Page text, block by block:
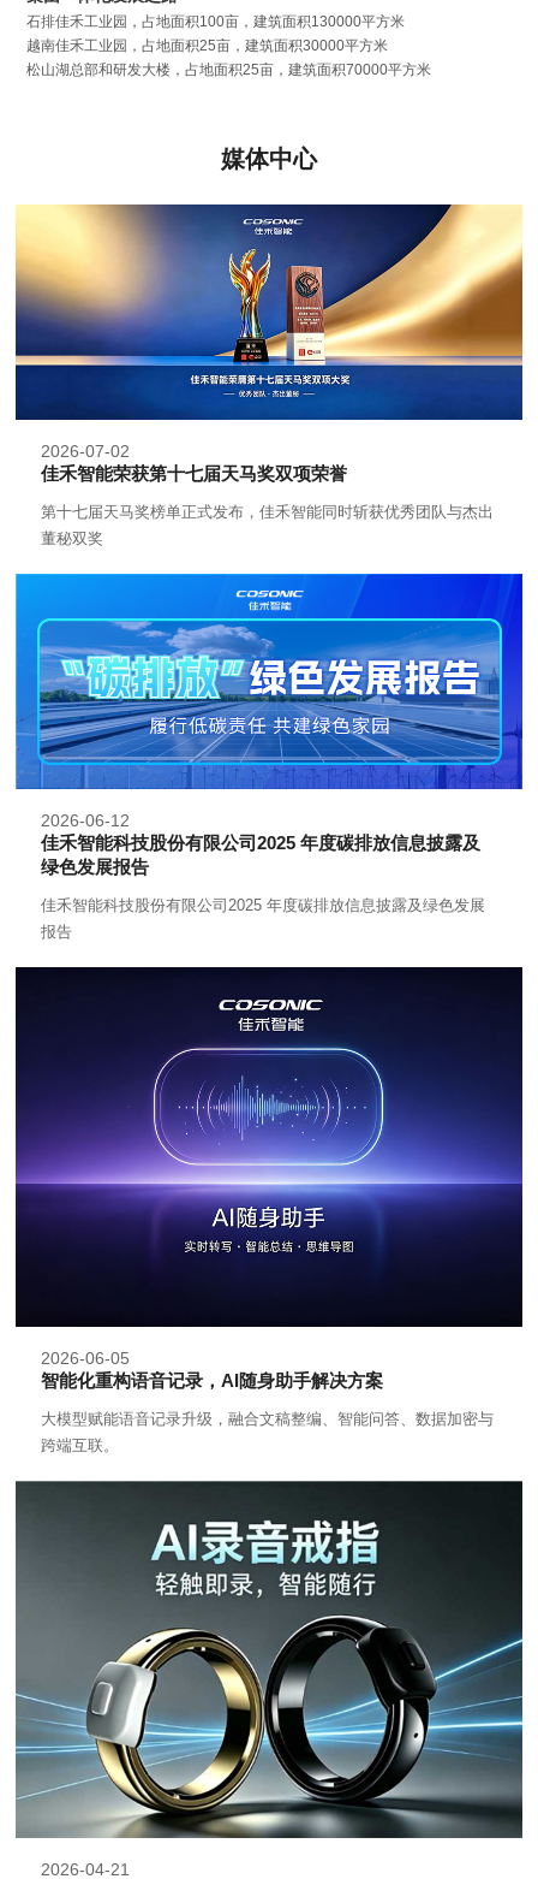
石排佳禾工业园，占地面积100亩，建筑面积130000平方米
越南佳禾工业园，占地面积25亩，建筑面积30000平方米
松山湖总部和研发大楼，占地面积25亩，建筑面积70000平方米
媒体中心
2026-07-02
佳禾智能荣获第十七届天马奖双项荣誉
第十七届天马奖榜单正式发布，佳禾智能同时斩获优秀团队与杰出
董秘双奖
2026-06-12
佳禾智能科技股份有限公司2025 年度碳排放信息披露及
绿色发展报告
佳禾智能科技股份有限公司2025 年度碳排放信息披露及绿色发展
报告
2026-06-05
智能化重构语音记录，AI随身助手解决方案
大模型赋能语音记录升级，融合文稿整编、智能问答、数据加密与
跨端互联。
2026-04-21